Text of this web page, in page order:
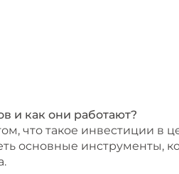
и как они работают?
что такое инвестиции в
основные инструменты,